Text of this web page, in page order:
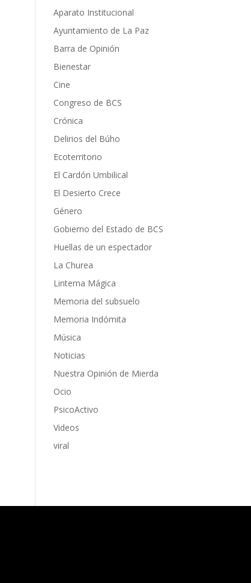
Aparato Institucional
Ayuntamiento de La Paz
Barra de Opinión
Bienestar
Cine
Congreso de BCS
Crónica
Delirios del Búho
Ecoterritorio
El Cardón Umbilical
El Desierto Crece
Género
Gobierno del Estado de BCS
Huellas de un espectador
La Churea
Linterna Mágica
Memoria del subsuelo
Memoria Indómita
Música
Noticias
Nuestra Opinión de Mierda
Ocio
PsicoActivo
Videos
viral